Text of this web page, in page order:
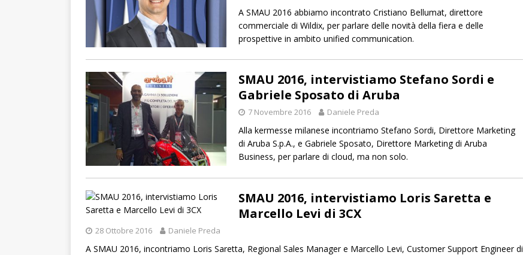
A SMAU 2016 abbiamo incontrato Cristiano Bellumat, direttore
commerciale di Wildix, per parlare delle novità della fiera e delle
prospettive in ambito unified communication.
SMAU 2016, intervistiamo Stefano Sordi e
Gabriele Sposato di Aruba
7 Novembre 2016 Daniele Preda
Alla kermesse milanese incontriamo Stefano Sordi, Direttore Marketing
di Aruba S.p.A., e Gabriele Sposato, Direttore Marketing di Aruba
Business, per parlare di cloud, ma non solo.
SMAU 2016, intervistiamo Loris Saretta e
Marcello Levi di 3CX
28 Ottobre 2016 Daniele Preda
A SMAU 2016, incontriamo Loris Saretta, Regional Sales Manager e Marcello Levi, Customer Support Engineer di